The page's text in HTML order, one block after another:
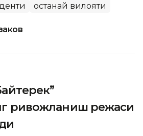
Қостанай вилояти
ривожланиш режаси